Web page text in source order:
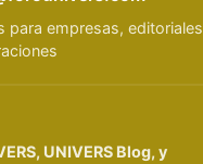
para empresas, editoriales
UNIVERS Blog, y